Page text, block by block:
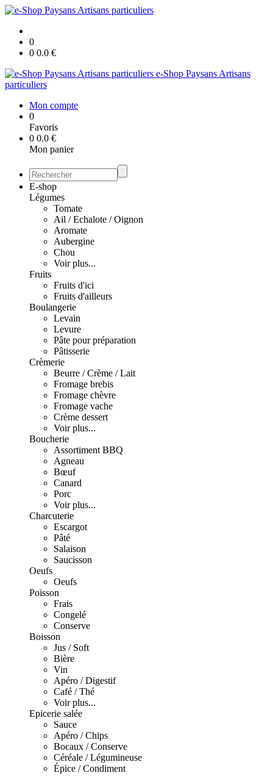
0
0 0.0 €
e-Shop Paysans Artisans
particuliers
Mon compte
0
Favoris
0 0.0 €
Mon panier
E-shop
Légumes
Tomate
Ail / Echalote / Oignon
Aromate
Aubergine
Chou
Voir plus...
Fruits
Fruits d'ici
Fruits d'ailleurs
Boulangerie
Levain
Levure
Pâte pour préparation
Pâtisserie
Crèmerie
Beurre / Crème / Lait
Fromage brebis
Fromage chèvre
Fromage vache
Crème dessert
Voir plus...
Boucherie
Assortiment BBQ
Agneau
Bœuf
Canard
Porc
Voir plus...
Charcuterie
Escargot
Pâté
Salaison
Saucisson
Oeufs
Oeufs
Poisson
Frais
Congelé
Conserve
Boisson
Jus / Soft
Bière
Vin
Apéro / Digestif
Café / Thé
Voir plus...
Epicerie salée
Sauce
Apéro / Chips
Bocaux / Conserve
Céréale / Légumineuse
Épice / Condiment